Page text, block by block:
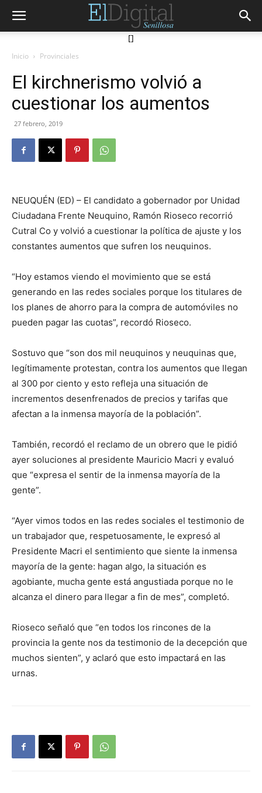
[]
Inicio Provinciales
El kirchnerismo volvió a
cuestionar los aumentos
27 febrero, 2019
NEUQUÉN (ED) – El candidato a gobernador por Unidad
Ciudadana Frente Neuquino, Ramón Rioseco recorrió
Cutral Co y volvió a cuestionar la política de ajuste y los
constantes aumentos que sufren los neuquinos.
“Hoy estamos viendo el movimiento que se está
generando en las redes sociales porque los titulares de
los planes de ahorro para la compra de automóviles no
pueden pagar las cuotas”, recordó Rioseco.
Sostuvo que “son dos mil neuquinos y neuquinas que,
legítimamente protestan, contra los aumentos que llegan
al 300 por ciento y esto refleja una situación de
incrementos desenfrenados de precios y tarifas que
afectan a la inmensa mayoría de la población”.
También, recordó el reclamo de un obrero que le pidió
ayer soluciones al presidente Mauricio Macri y evaluó
que “expresa el sentir de la inmensa mayoría de la
gente”.
“Ayer vimos todos en las redes sociales el testimonio de
un trabajador que, respetuosamente, le expresó al
Presidente Macri el sentimiento que siente la inmensa
mayoría de la gente: hagan algo, la situación es
agobiante, mucha gente está angustiada porque no le
alcanza el dinero para llegar a fin de mes”, completó.
Rioseco señaló que “en todos los rincones de la
provincia la gente nos da testimonio de la decepción que
muchos sienten”, y aclaró que esto impactará en las
urnas.